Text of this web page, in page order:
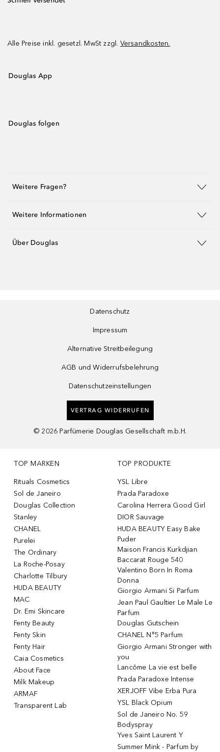
Alle Preise inkl. gesetzl. MwSt zzgl. Versandkosten.
Douglas App
Douglas folgen
Weitere Fragen?
Weitere Informationen
Über Douglas
Datenschutz
Impressum
Alternative Streitbeilegung
AGB und Widerrufsbelehrung
Datenschutzeinstellungen
VERTRAG WIDERRUFEN
© 2026 Parfümerie Douglas Gesellschaft m.b.H.
TOP MARKEN
Rituals Cosmetics
Sol de Janeiro
Douglas Collection
Stanley
CHANEL
Purelei
The Ordinary
La Roche-Posay
Charlotte Tilbury
HUDA BEAUTY
MAC
Dr. Emi Skincare
Fenty Beauty
Fenty Skin
Fenty Hair
Caia Cosmetics
About Face
Milk Makeup
ARMAF
Transparent Lab
TOP PRODUKTE
YSL Libre
Prada Paradoxe
Carolina Herrera Good Girl
DIOR Sauvage
HUDA BEAUTY Easy Bake
Puder
Maison Francis Kurkdjian
Baccarat Rouge 540
Valentino Born In Roma
Donna
Giorgio Armani Si Parfum
Jean Paul Gaultier Le Male Le
Parfum
Douglas Gutschein
CHANEL N°5 Parfum
Giorgio Armani Stronger with
you
Lancôme La vie est belle
Prada Paradoxe Intense
XERJOFF Vibe Erba Pura
YSL Black Opium
Sol de Janeiro No. 59
Bodyspray
Yves Saint Laurent Y
Summer Mink - Parfum by